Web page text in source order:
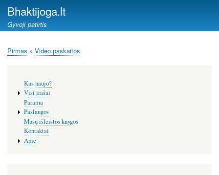
Bhaktijoga.lt
Gyvoji patirtis
Kelias
Pirmas Video paskaitos
meniu
Kas naujo?
Visi įrašai
Parama
Paslaugos
Mūsų išleistos knygos
Kontaktai
Apie